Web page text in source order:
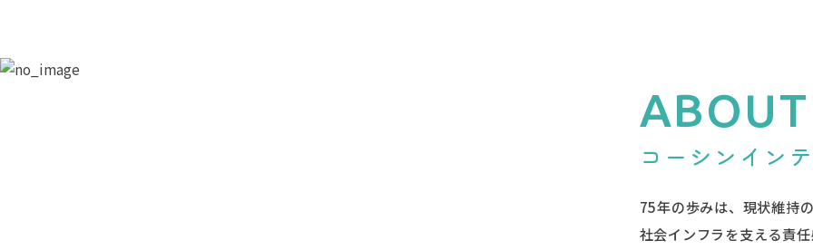
コーシンイン
75年の歩みは、現状維持
社会インフラを支える責